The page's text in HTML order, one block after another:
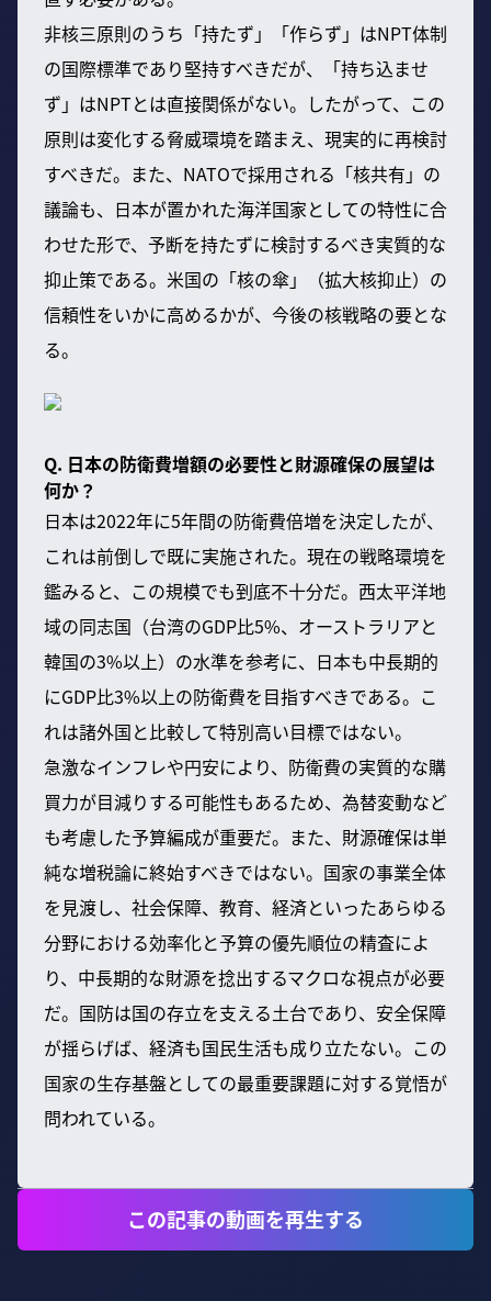
非核三原則のうち「持たず」「作らず」はNPT体制
の国際標準であり堅持すべきだが、「持ち込ませ
ず」はNPTとは直接関係がない。したがって、この
原則は変化する脅威環境を踏まえ、現実的に再検討
すべきだ。また、NATOで採用される「核共有」の
議論も、日本が置かれた海洋国家としての特性に合
わせた形で、予断を持たずに検討するべき実質的な
抑止策である。米国の「核の傘」（拡大核抑止）の
信頼性をいかに高めるかが、今後の核戦略の要とな
る。
Q. 日本の防衛費増額の必要性と財源確保の展望は
何か？
日本は2022年に5年間の防衛費倍増を決定したが、
これは前倒しで既に実施された。現在の戦略環境を
鑑みると、この規模でも到底不十分だ。西太平洋地
域の同志国（台湾のGDP比5%、オーストラリアと
韓国の3%以上）の水準を参考に、日本も中長期的
にGDP比3%以上の防衛費を目指すべきである。こ
れは諸外国と比較して特別高い目標ではない。
急激なインフレや円安により、防衛費の実質的な購
買力が目減りする可能性もあるため、為替変動など
も考慮した予算編成が重要だ。また、財源確保は単
純な増税論に終始すべきではない。国家の事業全体
を見渡し、社会保障、教育、経済といったあらゆる
分野における効率化と予算の優先順位の精査によ
り、中長期的な財源を捻出するマクロな視点が必要
だ。国防は国の存立を支える土台であり、安全保障
が揺らげば、経済も国民生活も成り立たない。この
国家の生存基盤としての最重要課題に対する覚悟が
問われている。
この記事の動画を再生する